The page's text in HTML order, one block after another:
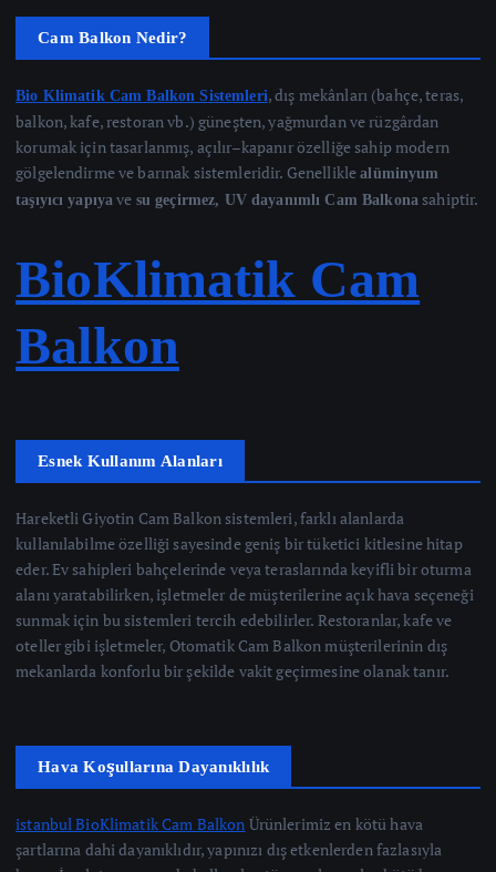
Cam Balkon Nedir?
Bio Klimatik Cam Balkon Sistemleri, dış mekânları (bahçe, teras,
balkon, kafe, restoran vb.) güneşten, yağmurdan ve rüzgârdan
korumak için tasarlanmış, açılır–kapanır özelliğe sahip modern
gölgelendirme ve barınak sistemleridir. Genelliklealüminyum
taşıyıcı yapıya ve su geçirmez, UV dayanımlı Cam Balkona sahiptir.
BioKlimatik Cam
Balkon
Esnek Kullanım Alanları
Hareketli Giyotin Cam Balkon sistemleri, farklı alanlarda
kullanılabilme özelliği sayesinde geniş bir tüketici kitlesine hitap
eder. Ev sahipleri bahçelerinde veya teraslarında keyifli bir oturma
alanı yaratabilirken, işletmeler de müşterilerine açık hava seçeneği
sunmak için bu sistemleri tercih edebilirler. Restoranlar, kafe ve
oteller gibi işletmeler, Otomatik Cam Balkon müşterilerinin dış
mekanlarda konforlu bir şekilde vakit geçirmesine olanak tanır.
Hava Koşullarına Dayanıklılık
istanbul BioKlimatik Cam Balkon Ürünlerimiz en kötü hava
şartlarına dahi dayanıklıdır, yapınızı dış etkenlerden fazlasıyla